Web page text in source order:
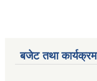
बजेट तथा कार्यक्रम